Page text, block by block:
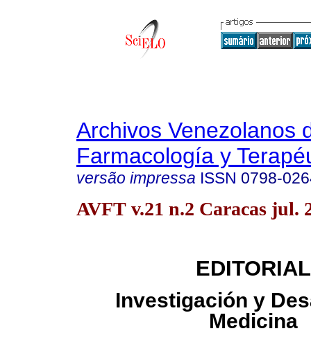
Archivos Venezolanos
Farmacología y
versão impressa ISSN 0798-
AVFT v.21 n.2 Caracas jul.
EDITORIAL
Investigación y
Medicina